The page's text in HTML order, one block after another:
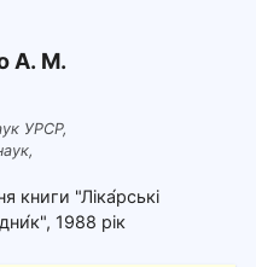
книги "Ліка́рські
1988 рік
A. M.
УРСР,